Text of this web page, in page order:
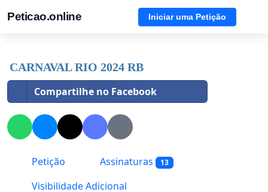
Peticao.online Iniciar uma Petição
CARNAVAL RIO 2024 RB
Compartilhe no Facebook
Petição Assinaturas 13
Visibilidade Adicional